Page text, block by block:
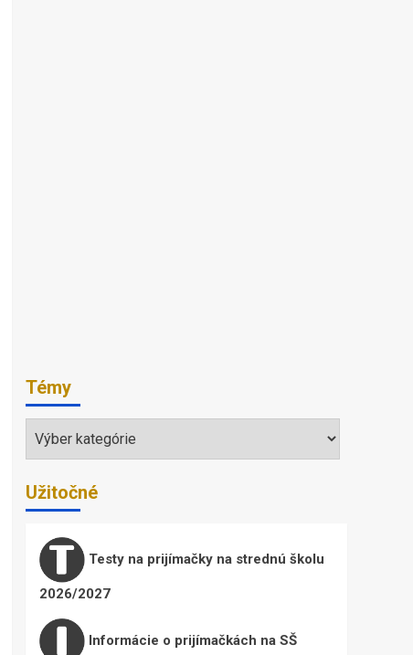
Témy
Témy
Užitočné
Testy na prijímačky na strednú školu
2026/2027
Informácie o prijímačkách na SŠ